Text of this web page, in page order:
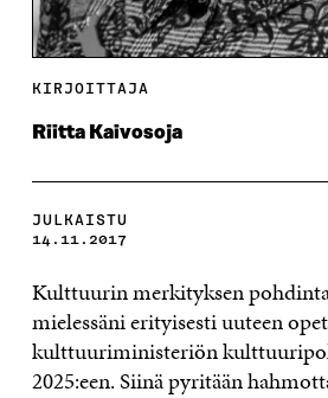
KIRJOITTAJA
Riitta Kaivosoja
JULKAISTU
14.11.2017
Kulttuurin merkityksen
mielessäni erityisesti uuteen
kulttuuriministeriön
2025:een. Siinä pyritään